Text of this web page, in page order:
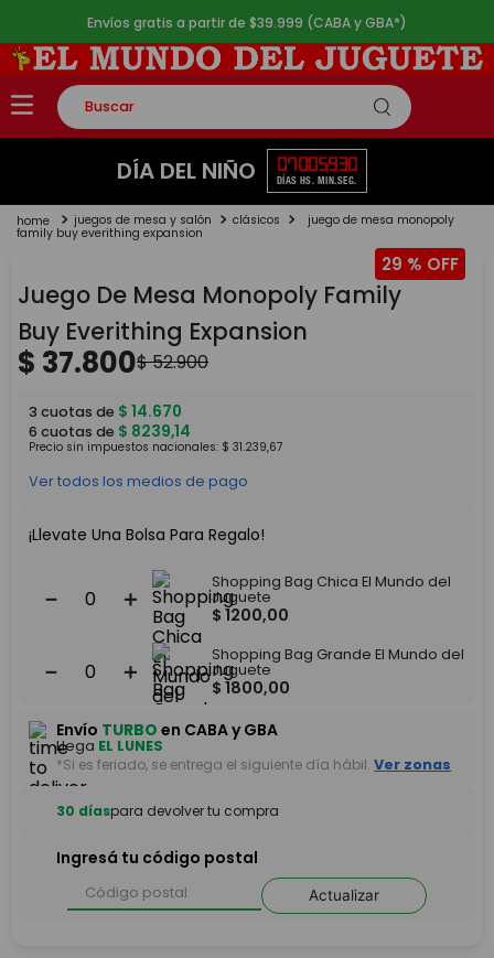
Envíos gratis a partir de $39.999 (CABA y GBA*)
Buscar
TÉRMINOS MÁS BUSCADOS
2.
lego
4.
monopatin
5. toy story
DÍA DEL NIÑO 07
DÍAS
00
HS.
59
MIN.
30
SEG.
juegos de mesa y salón clásicos juego de mesa monopoly
family buy everithing expansion
29 %
Juego De Mesa Monopoly Family
Buy Everithing Expansion
$ 37.800$52.900
3 cuotas de $ 14.670
6 cuotas de $ 8239,14
Precio sin impuestos nacionales: $ 31.239,67
Ver todos los medios de pago
¡Llevate Una Bolsa Para Regalo!
＋
－
Shopping Bag Chica El Mundo del
Juguete
$ 1200,00
＋
－
Shopping Bag Grande El Mundo del
Juguete
$ 1800,00
Envío TURBO en CABA y GBA
Llega EL LUNES
*Si es feriado, se entrega el siguiente día hábil. Ver zonas
30 díaspara devolver tu compra
Ingresá tu código postal
Actualizar